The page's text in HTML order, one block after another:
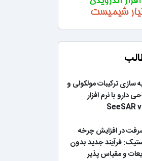
سازی ترکیبات مولکولی و
دارو با نرم افزار
SeeSAR
در افزایش چرخه
فرآیند جدید بدون
و مقیاس پذیر